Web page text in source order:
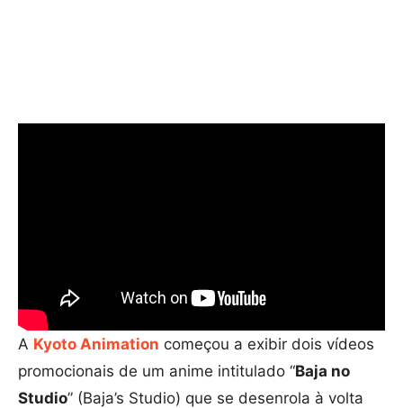
A Kyoto Animation começou a exibir dois vídeos
promocionais de um anime intitulado “Baja no
Studio” (Baja’s Studio) que se desenrola à volta